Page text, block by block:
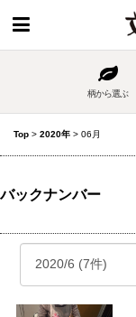
柄から選ぶ
Top > 2020年 > 06月
バックナンバー